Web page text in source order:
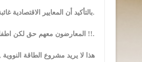
بالتأكيد أن المعايير الاقتصادية غائبة هنا ومصلحة الاقتصاد المخنوق كذلك.
المعارضون معهم حق لكن اطفاء الكهرباء لساعة او ليوم وحتى لاسبوع ليس بديلا فهاتوا بديلكم !!.
هذا لا يريد مشروع الطاقة